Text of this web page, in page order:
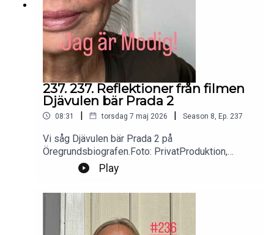
237. 237. Reflektioner från filmen
Djävulen bär Prada 2
08:31 | torsdag 7 maj 2026 | Season 8, Ep. 237
Vi såg Djävulen bär Prada 2 på
Öregrundsbiografen.Foto: PrivatProduktion,
redigering och klipp: Heli BrewitzMusik: Lic. NEO
SoundsKontakt podcast:
jagarmodig@gmail.comFölj oss:
instagram.com/jagarmodig/
Play